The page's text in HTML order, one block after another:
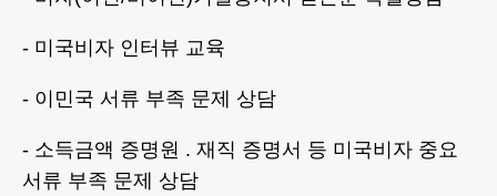
- 미국비자 인터뷰 교육
- 이민국 서류 부족 문제 상담
- 소득금액 증명원 . 재직 증명서 등 미국비자 중요
서류 부족 문제 상담